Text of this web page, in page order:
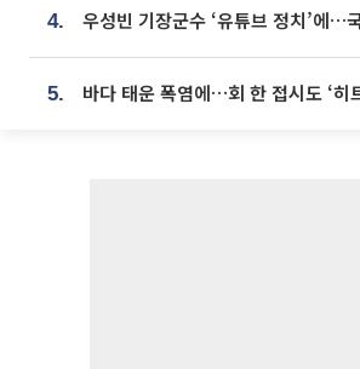
4.
5. 바다 태운 폭염에…회 한 접시도 ‘히